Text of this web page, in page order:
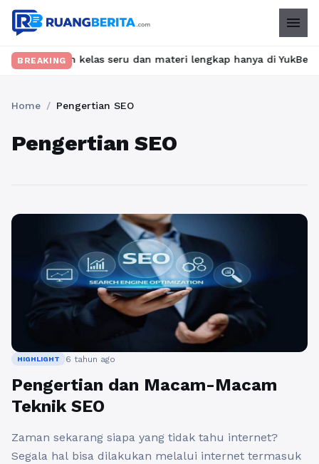
menu
BREAKING
kelas seru dan materi lengkap hanya di
Home / Pengertian SEO
Pengertian SEO
HIGHLIGHT 6 tahun ago
Pengertian dan Macam-Macam
Teknik SEO
Zaman sekarang siapa yang tidak tahu internet?
Segala hal bisa dilakukan melalui internet termasuk